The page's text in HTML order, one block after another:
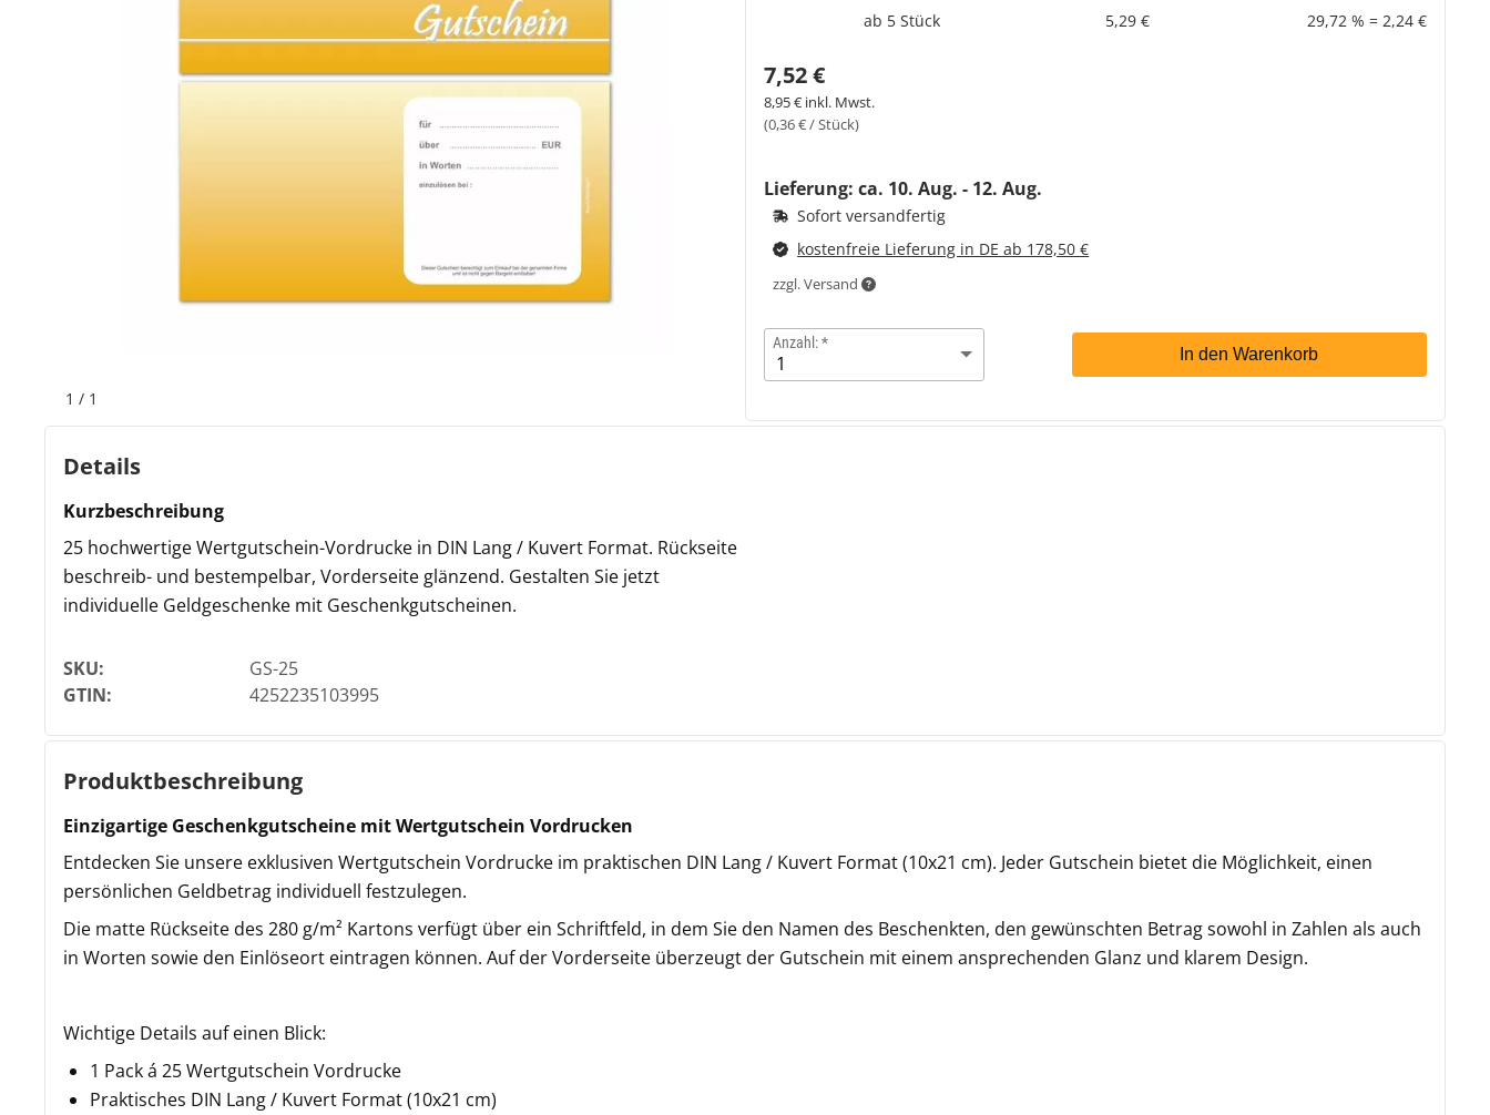
1 / 1
ab 5 Stück
5,29 € 29,72 % = 2,24 €
7,52 €
8,95 € inkl. Mwst.
(0,36 € / Stück)
Lieferung: ca. 10. Aug. - 12. Aug.
Sofort versandfertig
kostenfreie Lieferung in DE ab 178,50 €
zzgl. Versand
Anzahl:
In den Warenkorb
Details
Kurzbeschreibung
25 hochwertige Wertgutschein-Vordrucke in DIN Lang / Kuvert Format. Rückseite
beschreib- und bestempelbar, Vorderseite glänzend. Gestalten Sie jetzt
individuelle Geldgeschenke mit Geschenkgutscheinen.
SKU:
GS-25
GTIN:
4252235103995
Produktbeschreibung
Einzigartige Geschenkgutscheine mit Wertgutschein Vordrucken
Entdecken Sie unsere exklusiven Wertgutschein Vordrucke im praktischen DIN Lang / Kuvert Format (10x21 cm). Jeder Gutschein bietet die Möglichkeit, einen
persönlichen Geldbetrag individuell festzulegen.
Die matte Rückseite des 280 g/m² Kartons verfügt über ein Schriftfeld, in dem Sie den Namen des Beschenkten, den gewünschten Betrag sowohl in Zahlen als auch
in Worten sowie den Einlöseort eintragen können. Auf der Vorderseite überzeugt der Gutschein mit einem ansprechenden Glanz und klarem Design.
Wichtige Details auf einen Blick:
1 Pack á 25 Wertgutschein Vordrucke
Praktisches DIN Lang / Kuvert Format (10x21 cm)